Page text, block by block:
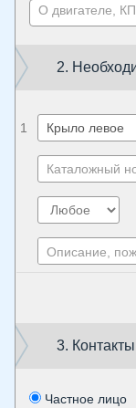
2.
1
3.
Частное лицо